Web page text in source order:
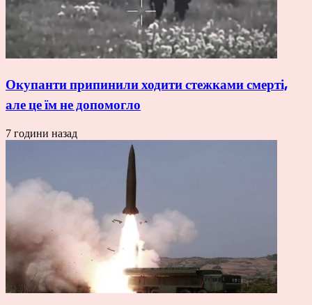
Окупанти припинили ходити стежками смерті,
але це їм не допомогло
7 години назад